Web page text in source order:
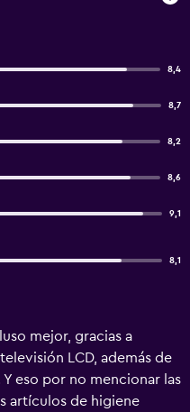
8,4
8,7
8,2
8,6
9,1
8,1
mejor, gracias a
LCD, además de
eso por no mencionar las
artículos de higiene